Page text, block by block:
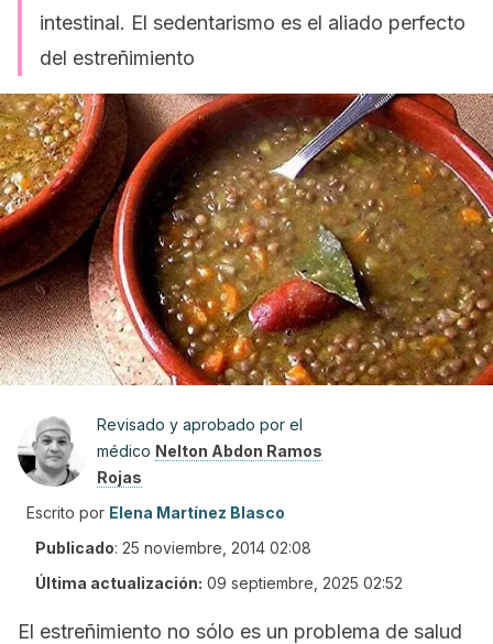
intestinal. El sedentarismo es el aliado perfecto
del estreñimiento
Revisado y aprobado por el
médico Nelton Abdon Ramos
Rojas
Escrito por Elena Martínez Blasco
Publicado: 25 noviembre, 2014 02:08
Última actualización: 09 septiembre, 2025 02:52
El estreñimiento no sólo es un problema de salud